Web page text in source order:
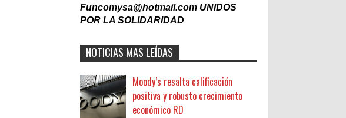
Funcomysa@hotmail.com UNIDOS
POR LA SOLIDARIDAD
NOTICIAS MAS LEÍDAS
Moody’s resalta calificación
positiva y robusto crecimiento
económico RD